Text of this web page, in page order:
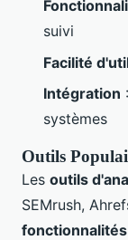
suivi
Facilité
Intégration
systèmes
Outils
Les outils
SEMrush,